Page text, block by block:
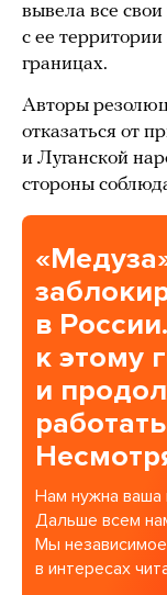
вывела все
с ее
границах.
Авторы
отказаться от
и Луганской
стороны
в
к этому
и
Нам нужна ваша
Дальше всем
Мы
в интересах